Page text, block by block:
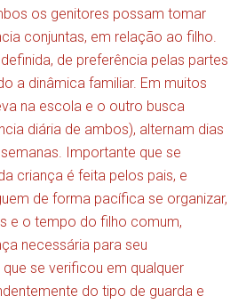
os genitores possam tomar
conjuntas, em relação ao filho.
de preferência pelas partes
a dinâmica familiar. Em muitos
na escola e o outro busca
diária de ambos), alternam dias
Importante que se
criança é feita pelos pais, e
de forma pacífica se organizar,
e o tempo do filho comum,
necessária para seu
se verificou em qualquer
do tipo de guarda e